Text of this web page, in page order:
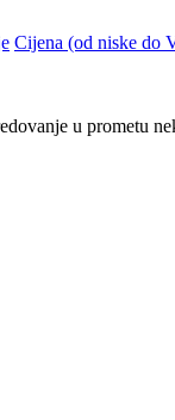
Cijena (od niske do
u prometu